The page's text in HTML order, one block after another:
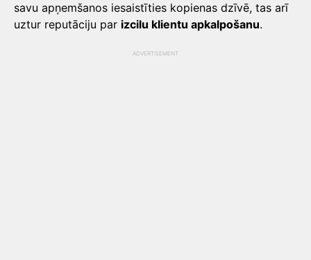
savu apņemšanos iesaistīties kopienas dzīvē, tas arī
uztur reputāciju par izcilu klientu apkalpošanu.
ADVERTISEMENT